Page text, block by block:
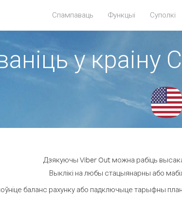
Спампаваць Функцыі Суполкі
у краіну
Дзякуючы Viber Out можна рабіць
Выклікі на любы стацыянарны або
баланс рахунку або падключыце тарыфны